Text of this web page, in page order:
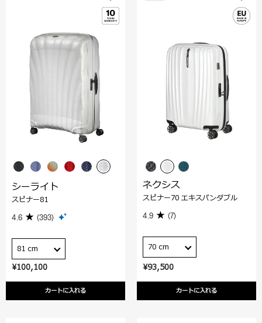
¥100,100
カートに入れる
シーライト
スピナー81
4.6 (393)
81 cm
¥93,500
カートに入れる
ネクシス
スピナー70 エキスパンダブル
4.9 (7)
70 cm